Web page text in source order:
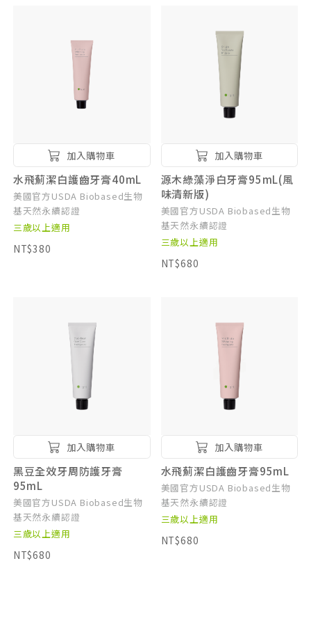
加入購物車
水飛薊潔白護齒牙膏40mL
美國官方USDA Biobased生物
基天然永續認證
三歲以上適用
NT$380
加入購物車
源木綠藻淨白牙膏95mL(風
味清新版)
美國官方USDA Biobased生物
基天然永續認證
三歲以上適用
NT$680
加入購物車
黑豆全效牙周防護牙膏
95mL
美國官方USDA Biobased生物
基天然永續認證
三歲以上適用
NT$680
加入購物車
水飛薊潔白護齒牙膏95mL
美國官方USDA Biobased生物
基天然永續認證
三歲以上適用
NT$680